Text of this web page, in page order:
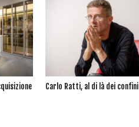
Carlo Ratti, al di là dei confini